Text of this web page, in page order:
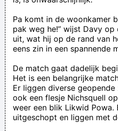
Pa komt in de woonkamer
pak weg he!” wijst Davy
uit, wat hij op de rand van
eens zin in een spannende
De match gaat dadelijk
Het is een belangrijke
Er liggen diverse
ook een flesje Nichsquell
weer een blik Likwid Powa.
uitgeschopt en liggen met